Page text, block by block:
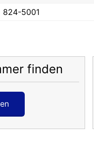
824-5001
finden